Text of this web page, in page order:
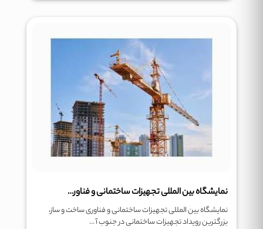
نمایشگاه بین المللی تجهیزات ساختمانی و فناوری ساخت و ساز (BIEC)
نمایشگاه بین المللی تجهیزات ساختمانی و فناوری ساخت و ساز،
بزرگترین رویداد تجهیزات ساختمانی در جنوب آ ...